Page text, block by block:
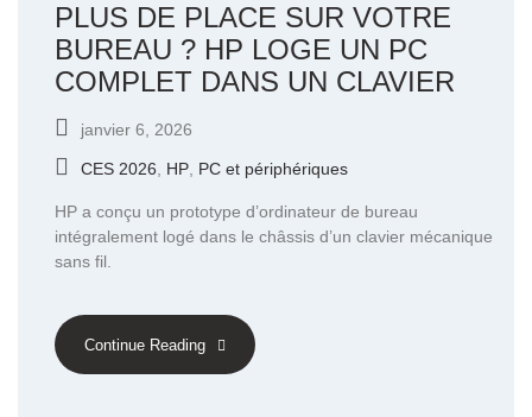
PLUS DE PLACE SUR VOTRE
BUREAU ? HP LOGE UN PC
COMPLET DANS UN CLAVIER
janvier 6, 2026
CES 2026, HP, PC et périphériques
HP a conçu un prototype d’ordinateur de bureau
intégralement logé dans le châssis d’un clavier mécanique
sans fil.
Continue Reading